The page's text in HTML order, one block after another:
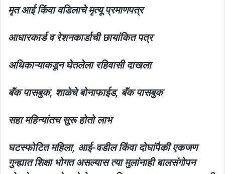
मृत आई किंवा वडिलाचे मृत्यू प्रमाणपत्र
आधारकार्ड व रेशनकार्डाची छायांकित पत्र
अधिकाऱ्याकडून घेतलेला रहिवासी दाखला
बॅंक पासबुक, शाळेचे बोनाफाईड, बॅंक पासबुक
सहा महिन्यांतच सुरू होतो लाभ
घटस्फोटित महिला, आई-वडील किंवा दोघांपैकी एकजण
गुन्ह्यात शिक्षा भोगत असल्यास त्या मुलांनाही बालसंगोपन